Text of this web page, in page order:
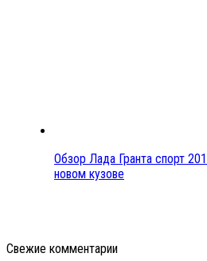
Обзор Лада Гранта спорт
новом кузове
Свежие комментарии